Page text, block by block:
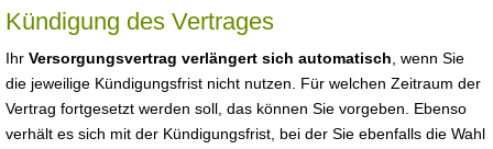
Kündigung des Vertrages
Ihr Versorgungsvertrag verlängert sich automatisch , wenn Sie
die jeweilige Kündigungsfrist nicht nutzen. Für welchen Zeitraum der
Vertrag fortgesetzt werden soll, das können Sie vorgeben. Ebenso
verhält es sich mit der Kündigungsfrist, bei der Sie ebenfalls die Wahl